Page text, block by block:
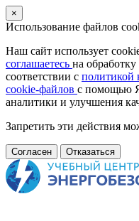
×
Использование файлов
Наш сайт использует
соглашаетесь на
соответствии с политикой
cookie-файлов с помощью
аналитики и улучшения
Запретить эти действия
Согласен Отказаться